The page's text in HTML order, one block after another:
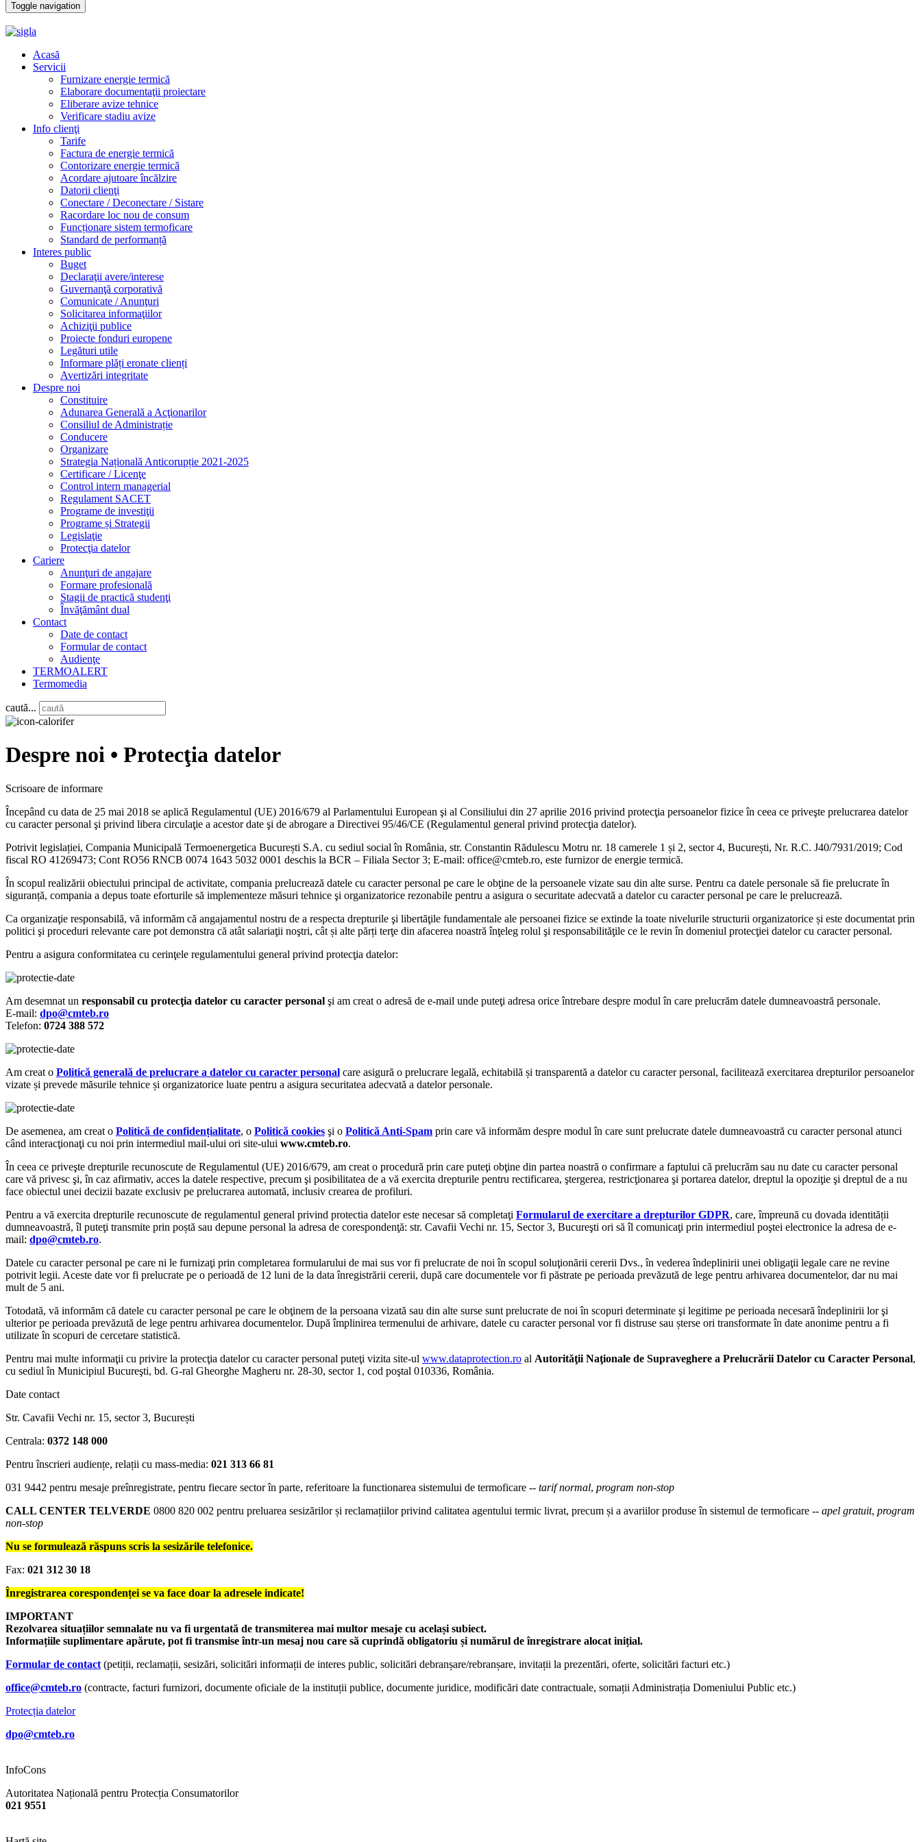
Toggle navigation
Acasă
Servicii
Furnizare energie termică
Elaborare documentaţii proiectare
Eliberare avize tehnice
Verificare stadiu avize
Info clienţi
Tarife
Factura de energie termică
Contorizare energie termică
Acordare ajutoare încălzire
Datorii clienţi
Conectare / Deconectare / Sistare
Racordare loc nou de consum
Funcționare sistem termoficare
Standard de performanță
Interes public
Buget
Declaraţii avere/interese
Guvernanţă corporativă
Comunicate / Anunţuri
Solicitarea informaţiilor
Achiziţii publice
Proiecte fonduri europene
Legături utile
Informare plăți eronate clienți
Avertizări integritate
Despre noi
Constituire
Adunarea Generală a Acţionarilor
Consiliul de Administrație
Conducere
Organizare
Strategia Națională Anticorupție 2021-2025
Certificare / Licenţe
Control intern managerial
Regulament SACET
Programe de investiţii
Programe și Strategii
Legislaţie
Protecţia datelor
Cariere
Anunţuri de angajare
Formare profesională
Stagii de practică studenţi
Învăţământ dual
Contact
Date de contact
Formular de contact
Audienţe
TERMOALERT
Termomedia
caută...
Despre noi • Protecţia datelor
Scrisoare de informare
Începând cu data de 25 mai 2018 se aplică Regulamentul (UE) 2016/679 al Parlamentului European şi al Consiliului din 27 aprilie 2016 privind protecţia persoanelor fizice în ceea ce priveşte prelucrarea datelor
cu caracter personal şi privind libera circulaţie a acestor date şi de abrogare a Directivei 95/46/CE (Regulamentul general privind protecţia datelor).
Potrivit legislației, Compania Municipală Termoenergetica București S.A. cu sediul social în România, str. Constantin Rădulescu Motru nr. 18 camerele 1 și 2, sector 4, București, Nr. R.C. J40/7931/2019; Cod
fiscal RO 41269473; Cont RO56 RNCB 0074 1643 5032 0001 deschis la BCR – Filiala Sector 3; E-mail: office@cmteb.ro, este furnizor de energie termică.
În scopul realizării obiectului principal de activitate, compania prelucrează datele cu caracter personal pe care le obţine de la persoanele vizate sau din alte surse. Pentru ca datele personale să fie prelucrate în
siguranță, compania a depus toate eforturile să implementeze măsuri tehnice şi organizatorice rezonabile pentru a asigura o securitate adecvată a datelor cu caracter personal pe care le prelucrează.
Ca organizaţie responsabilă, vă informăm că angajamentul nostru de a respecta drepturile şi libertăţile fundamentale ale persoanei fizice se extinde la toate nivelurile structurii organizatorice și este documentat prin
politici şi proceduri relevante care pot demonstra că atât salariaţii noştri, cât și alte părți terţe din afacerea noastră înţeleg rolul şi responsabilităţile ce le revin în domeniul protecţiei datelor cu caracter personal.
Pentru a asigura conformitatea cu cerinţele regulamentului general privind protecţia datelor:
Am desemnat un responsabil cu protecţia datelor cu caracter personal şi am creat o adresă de e-mail unde puteţi adresa orice întrebare despre modul în care prelucrăm datele dumneavoastră personale.
E-mail: dpo@cmteb.ro
Telefon: 0724 388 572
Am creat o Politică generală de prelucrare a datelor cu caracter personal care asigură o prelucrare legală, echitabilă și transparentă a datelor cu caracter personal, facilitează exercitarea drepturilor persoanelor
vizate și prevede măsurile tehnice și organizatorice luate pentru a asigura securitatea adecvată a datelor personale.
De asemenea, am creat o Politică de confidențialitate, o Politică cookies şi o Politică Anti-Spam prin care vă informăm despre modul în care sunt prelucrate datele dumneavoastră cu caracter personal atunci
când interacţionaţi cu noi prin intermediul mail-ului ori site-ului www.cmteb.ro.
În ceea ce priveşte drepturile recunoscute de Regulamentul (UE) 2016/679, am creat o procedură prin care puteţi obţine din partea noastră o confirmare a faptului că prelucrăm sau nu date cu caracter personal
care vă privesc şi, în caz afirmativ, acces la datele respective, precum şi posibilitatea de a vă exercita drepturile pentru rectificarea, ştergerea, restricţionarea şi portarea datelor, dreptul la opoziţie şi dreptul de a nu
face obiectul unei decizii bazate exclusiv pe prelucrarea automată, inclusiv crearea de profiluri.
Pentru a vă exercita drepturile recunoscute de regulamentul general privind protectia datelor este necesar să completaţi Formularul de exercitare a drepturilor GDPR, care, împreună cu dovada identității
dumneavoastră, îl puteţi transmite prin poștă sau depune personal la adresa de corespondenţă: str. Cavafii Vechi nr. 15, Sector 3, Bucureşti ori să îl comunicaţi prin intermediul poştei electronice la adresa de e-
mail: dpo@cmteb.ro.
Datele cu caracter personal pe care ni le furnizaţi prin completarea formularului de mai sus vor fi prelucrate de noi în scopul soluţionării cererii Dvs., în vederea îndeplinirii unei obligaţii legale care ne revine
potrivit legii. Aceste date vor fi prelucrate pe o perioadă de 12 luni de la data înregistrării cererii, după care documentele vor fi păstrate pe perioada prevăzută de lege pentru arhivarea documentelor, dar nu mai
mult de 5 ani.
Totodată, vă informăm că datele cu caracter personal pe care le obţinem de la persoana vizată sau din alte surse sunt prelucrate de noi în scopuri determinate şi legitime pe perioada necesară îndeplinirii lor şi
ulterior pe perioada prevăzută de lege pentru arhivarea documentelor. După împlinirea termenului de arhivare, datele cu caracter personal vor fi distruse sau șterse ori transformate în date anonime pentru a fi
utilizate în scopuri de cercetare statistică.
Pentru mai multe informaţii cu privire la protecţia datelor cu caracter personal puteţi vizita site-ul www.dataprotection.ro al Autorităţii Naţionale de Supraveghere a Prelucrării Datelor cu Caracter Personal,
cu sediul în Municipiul Bucureşti, bd. G-ral Gheorghe Magheru nr. 28-30, sector 1, cod poştal 010336, România.
Date contact
Str. Cavafii Vechi nr. 15, sector 3, București
Centrala: 0372 148 000
Pentru înscrieri audiențe, relații cu mass-media: 021 313 66 81
031 9442 pentru mesaje preînregistrate, pentru fiecare sector în parte, referitoare la functionarea sistemului de termoficare -- tarif normal, program non-stop
CALL CENTER TELVERDE 0800 820 002 pentru preluarea sesizărilor și reclamațiilor privind calitatea agentului termic livrat, precum și a avariilor produse în sistemul de termoficare -- apel gratuit, program
non-stop
Nu se formulează răspuns scris la sesizările telefonice.
Fax: 021 312 30 18
Înregistrarea corespondenței se va face doar la adresele indicate!
IMPORTANT
Rezolvarea situațiilor semnalate nu va fi urgentată de transmiterea mai multor mesaje cu același subiect.
Informațiile suplimentare apărute, pot fi transmise într-un mesaj nou care să cuprindă obligatoriu și numărul de înregistrare alocat inițial.
Formular de contact (petiții, reclamații, sesizări, solicitări informații de interes public, solicitări debranșare/rebranșare, invitații la prezentări, oferte, solicitări facturi etc.)
office@cmteb.ro (contracte, facturi furnizori, documente oficiale de la instituții publice, documente juridice, modificări date contractuale, somații Administrația Domeniului Public etc.)
Protecția datelor
dpo@cmteb.ro
InfoCons
Autoritatea Națională pentru Protecția Consumatorilor
021 9551